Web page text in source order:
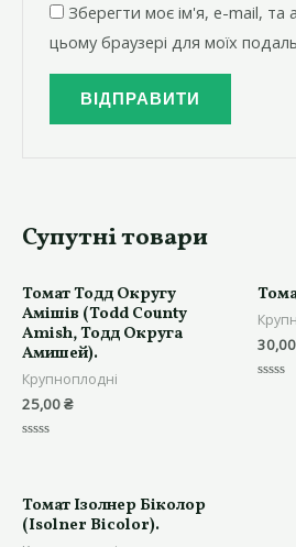
Зберегти моє ім'я, e-mail, та
цьому браузері для моїх
Супутні товари
Томат Тодд Округу
Амішів (Todd County
Amish, Тодд Округа
Амишей).
Крупноплодні
25,00₴
5
30,00
Томат Ізолнер Біколор
(Isolner Bicolor).